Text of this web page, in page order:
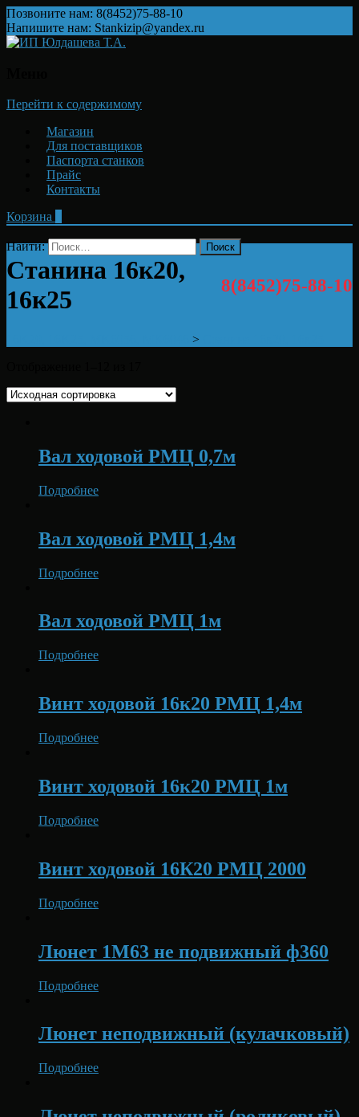
Позвоните нам: 8(8452)75-88-10
Напишите нам: Stankizip@yandex.ru
Перейти к содержимому
Магазин
Для поставщиков
Паспорта станков
Прайс
Контакты
Корзина
Найти:
8(8452)75-88-10
Станина 16к20,
16к25
>
Вал ходовой РМЦ 0,7м
Подробнее
Вал ходовой РМЦ 1,4м
Подробнее
Вал ходовой РМЦ 1м
Подробнее
Винт ходовой 16к20 РМЦ 1,4м
Подробнее
Винт ходовой 16к20 РМЦ 1м
Подробнее
Винт ходовой 16К20 РМЦ 2000
Подробнее
Люнет 1М63 не подвижный ф360
Подробнее
Люнет неподвижный (кулачковый)
Подробнее